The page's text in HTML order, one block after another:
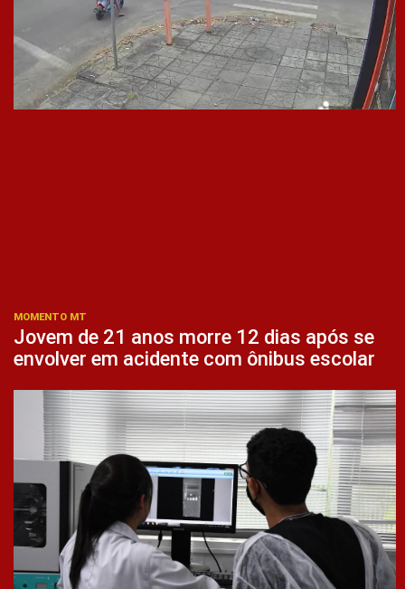
MOMENTO MT
Jovem de 21 anos morre 12 dias após se
envolver em acidente com ônibus escolar